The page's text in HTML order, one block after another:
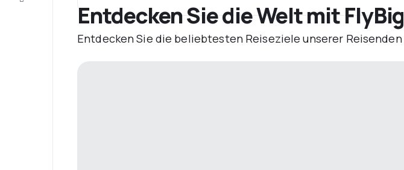
Entdecken Sie die Welt mit FlyBig
Entdecken Sie die beliebtesten Reiseziele unserer Reisenden